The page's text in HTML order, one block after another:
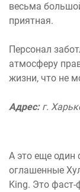
весьма
приятная.
Персонал
атмосферу
жизни, что не
Адрес:г.
А это еще один
оглашенные
King. Это